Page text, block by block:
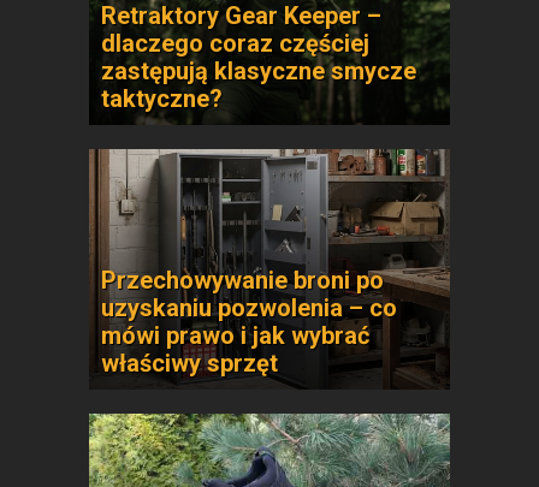
Retraktory Gear Keeper –
dlaczego coraz częściej
zastępują klasyczne smycze
taktyczne?
Przechowywanie broni po
uzyskaniu pozwolenia – co
mówi prawo i jak wybrać
właściwy sprzęt